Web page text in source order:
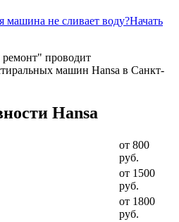
машина не сливает воду?Начать
проводит
машин Hansa в Санкт-
Hansa
от 800
руб.
от 1500
руб.
от 1800
руб.